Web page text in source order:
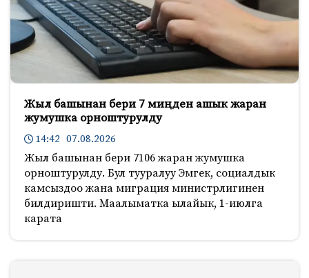
Жыл башынан бери 7 миңден ашык жаран
жумушка орноштурулду
14:42 07.08.2026
Жыл башынан бери 7106 жаран жумушка
орноштурулду. Бул тууралуу Эмгек, социалдык
камсыздоо жана миграция министрлигинен
билдиришти. Маалыматка ылайык, 1-июлга
карата